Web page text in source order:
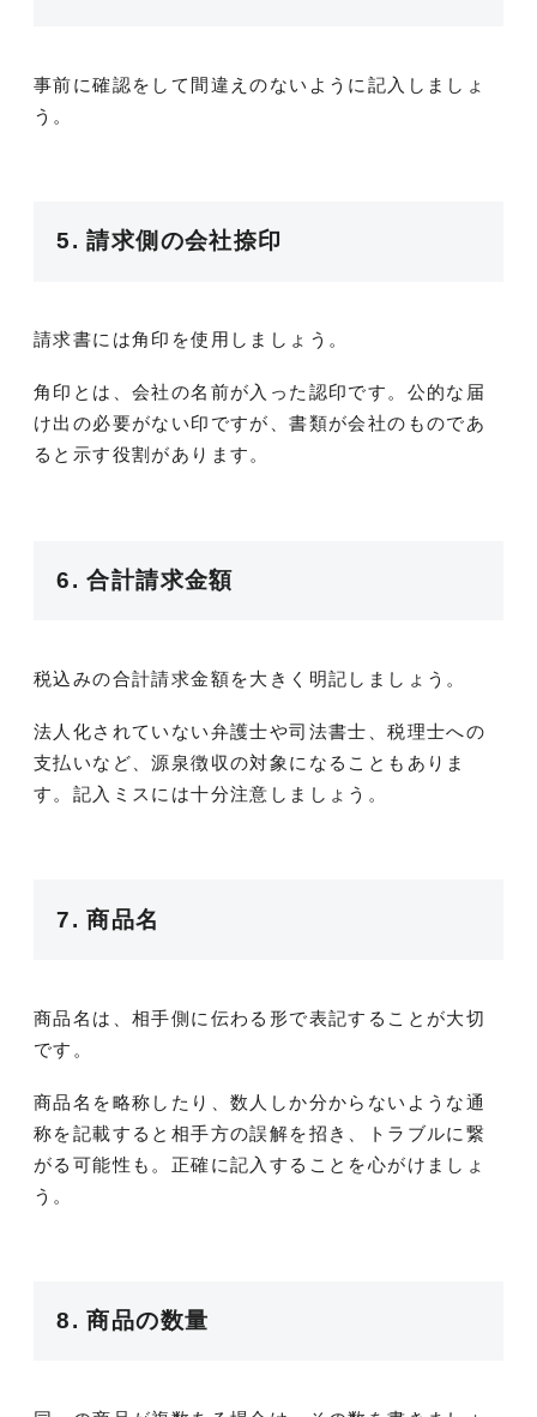
事前に確認をして間違えのないように記入しましょ
う。
5. 請求側の会社捺印
請求書には角印を使用しましょう。
角印とは、会社の名前が入った認印です。公的な届
け出の必要がない印ですが、書類が会社のものであ
ると示す役割があります。
6. 合計請求金額
税込みの合計請求金額を大きく明記しましょう。
法人化されていない弁護士や司法書士、税理士への
支払いなど、源泉徴収の対象になることもありま
す。記入ミスには十分注意しましょう。
7. 商品名
商品名は、相手側に伝わる形で表記することが大切
です。
商品名を略称したり、数人しか分からないような通
称を記載すると相手方の誤解を招き、トラブルに繋
がる可能性も。正確に記入することを心がけましょ
う。
8. 商品の数量